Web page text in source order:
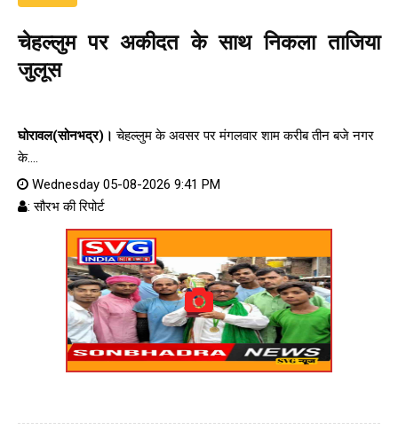
चेहल्लुम पर अकीदत के साथ निकला ताजिया
जुलूस
घोरावल(सोनभद्र)। चेहल्लुम के अवसर पर मंगलवार शाम करीब तीन बजे नगर
के....
Wednesday 05-08-2026 9:41 PM
: सौरभ की रिपोर्ट